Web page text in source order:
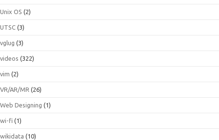
Unix OS (2)
UTSC (3)
vglug (3)
videos (322)
vim (2)
VR/AR/MR (26)
Web Designing (1)
wi-fi (1)
wikidata (10)